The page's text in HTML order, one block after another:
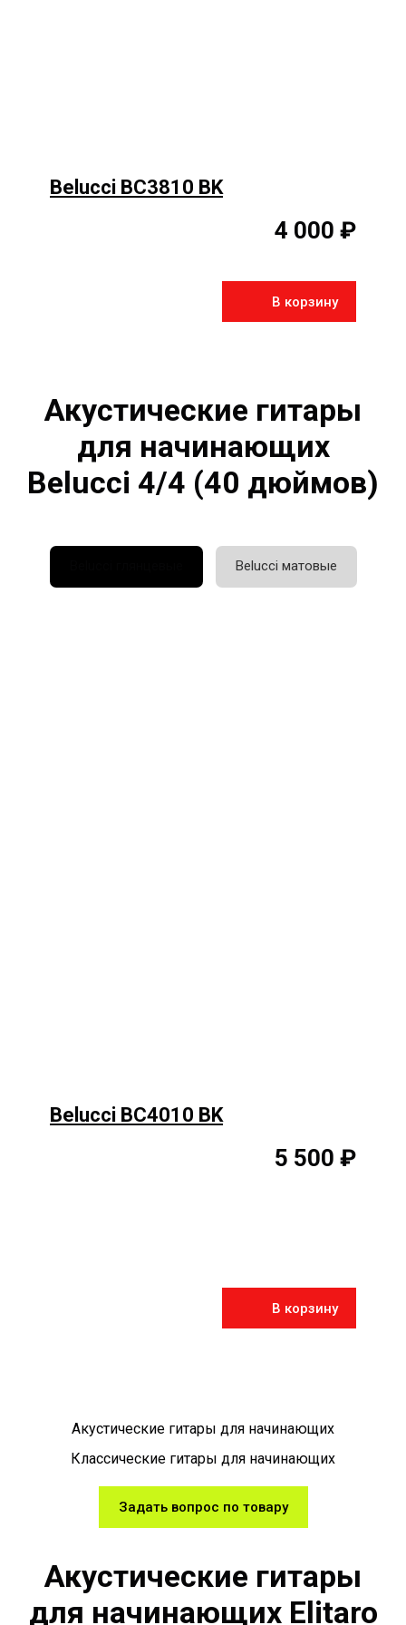
Belucci BC3810 BK
4 000 ₽
В корзину
Акустические гитары
для начинающих
Belucci 4/4 (40 дюймов)
Belucci матовые
Belucci BC4010 BK
5 500 ₽
В корзину
Акустические гитары для начинающих
Классические гитары для начинающих
Задать вопрос по товару
Акустические гитары
для начинающих Elitaro